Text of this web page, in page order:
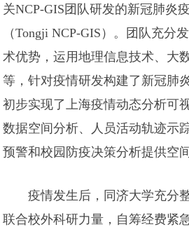
关NCP-GIS团队研发的新冠肺炎
（Tongji NCP-GIS）。团队充分
术优势，运用地理信息技术、大
等，针对疫情研发构建了新冠肺
初步实现了上海疫情动态分析可
数据空间分析、人员活动轨迹示
预警和校园防疫决策分析提供空
疫情发生后，同济大学充分
联合校外科研力量，自筹经费紧